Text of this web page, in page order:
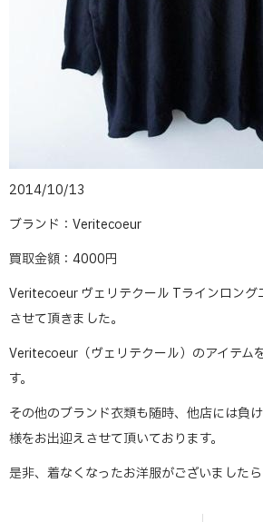
2014/10/13
ブランド：Veritecoeur
買取金額：4000円
Veritecoeur ヴェリテクール Tラインロン
させて頂きました。
Veritecoeur（ヴェリテクール）のアイテム
す。
その他のブランド衣類も随時、他店には負
様をお出迎えさせて頂いております。
是非、着なくなったお洋服がございましたら